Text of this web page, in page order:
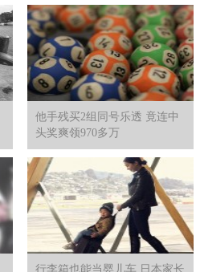
他手残买2组同号乐透 竟连中
头奖爽领970多万
行李箱也能当婴儿车 日本家长